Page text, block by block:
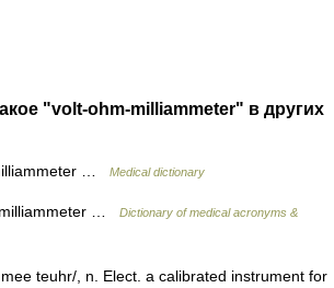
"volt-ohm-milliammeter" в других
… Medical dictionary
…
Dictionary of medical acronyms &
teuhr/, n. Elect. a calibrated instrument for